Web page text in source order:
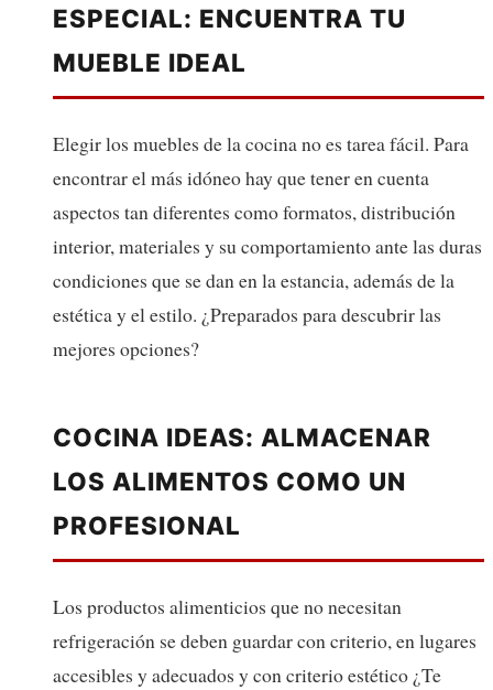
ESPECIAL: ENCUENTRA TU
MUEBLE IDEAL
Elegir los muebles de la cocina no es tarea fácil. Para
encontrar el más idóneo hay que tener en cuenta
aspectos tan diferentes como formatos, distribución
interior, materiales y su comportamiento ante las duras
condiciones que se dan en la estancia, además de la
estética y el estilo. ¿Preparados para descubrir las
mejores opciones?
COCINA IDEAS: ALMACENAR
LOS ALIMENTOS COMO UN
PROFESIONAL
Los productos alimenticios que no necesitan
refrigeración se deben guardar con criterio, en lugares
accesibles y adecuados y con criterio estético ¿Te